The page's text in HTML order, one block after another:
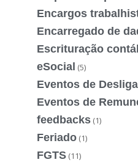
Encargos
Encarregado de
Escrituração
eSocial (5)
Eventos de
Eventos de
feedbacks (1)
Feriado (1)
FGTS (11)